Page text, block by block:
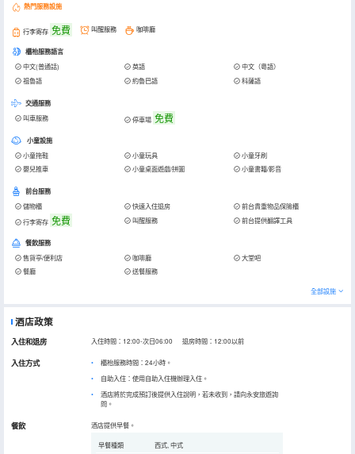
熱門服務設施
行李寄存 免費 叫醒服務 咖啡廳
櫃枱服務語言
中文(普通話) 英語
中文（粵語）
祖魯語
約魯巴語 科薩語
交通服務
叫車服務 停車場 免費
小童設施
小童拖鞋 小童玩具
小童牙刷
嬰兒推車
小童桌面遊戲/拼圖 小童書籍/影音
前台服務
儲物櫃 快速入住退房
前台貴重物品保險櫃
行李寄存 免費 叫醒服務 前台提供翻譯工具
餐飲服務
售貨亭/便利店 咖啡廳
大堂吧
餐廳
送餐服務
全部設施
酒店政策
入住和退房 入住時間：12:00-次日06:00 退房時間：12:00以前
入住方式
櫃枱服務時間：24小時。
自助入住：使用自助入住機辦理入住。
酒店將於完成預訂後提供入住說明，若未收到，請向永安旅遊詢
問。
餐飲 酒店提供早餐。
早餐種類
西式, 中式